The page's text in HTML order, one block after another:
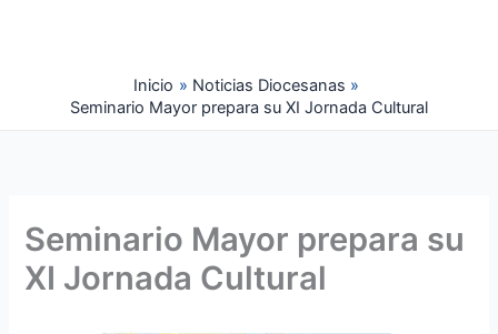
Inicio
Noticias Diocesanas
Seminario Mayor prepara su XI Jornada Cultural
Seminario Mayor prepara su
XI Jornada Cultural